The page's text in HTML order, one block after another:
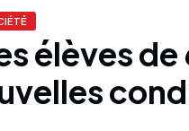
élèves de